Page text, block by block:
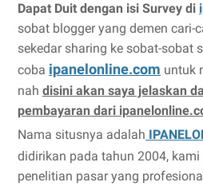
Dapat Duit dengan isi Survey di
sobat blogger yang demen cari-
sekedar sharing ke sobat-sobat
coba ipanelonline.com untuk
nah disini akan saya jelaskan
pembayaran dari
Nama situsnya adalah
didirikan pada tahun 2004,
penelitian pasar yang